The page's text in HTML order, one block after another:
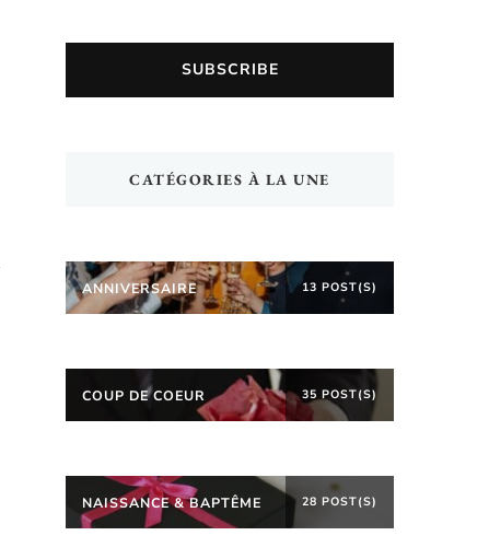
CATÉGORIES À LA UNE
ANNIVERSAIRE 13 POST(S)
COUP DE COEUR 35 POST(S)
NAISSANCE & BAPTÊME 28 POST(S)